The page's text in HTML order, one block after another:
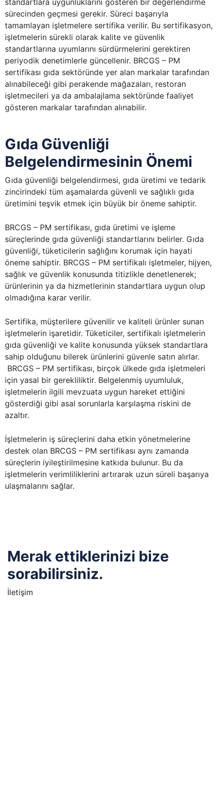
standartlara uygunluklarını gösteren bir değerlendirme
sürecinden geçmesi gerekir. Süreci başarıyla
tamamlayan işletmelere sertifika verilir. Bu sertifikasyon,
işletmelerin sürekli olarak kalite ve güvenlik
standartlarına uyumlarını sürdürmelerini gerektiren
periyodik denetimlerle güncellenir. BRCGS – PM
sertifikası gıda sektöründe yer alan markalar tarafından
alınabileceği gibi perakende mağazaları, restoran
işletmecileri ya da ambalajlama sektöründe faaliyet
gösteren markalar tarafından alınabilir.
Gıda Güvenliği
Belgelendirmesinin Önemi
Gıda güvenliği belgelendirmesi, gıda üretimi ve tedarik
zincirindeki tüm aşamalarda güvenli ve sağlıklı gıda
üretimini teşvik etmek için büyük bir öneme sahiptir.
BRCGS – PM sertifikası, gıda üretimi ve işleme
süreçlerinde gıda güvenliği standartlarını belirler. Gıda
güvenliği, tüketicilerin sağlığını korumak için hayati
öneme sahiptir. BRCGS – PM sertifikalı işletmeler, hijyen,
sağlık ve güvenlik konusunda titizlikle denetlenerek;
ürünlerinin ya da hizmetlerinin standartlara uygun olup
olmadığına karar verilir.
Sertifika, müşterilere güvenilir ve kaliteli ürünler sunan
işletmelerin işaretidir. Tüketiciler, sertifikalı işletmelerin
gıda güvenliği ve kalite konusunda yüksek standartlara
sahip olduğunu bilerek ürünlerini güvenle satın alırlar.
BRCGS – PM sertifikası, birçok ülkede gıda işletmeleri
için yasal bir gerekliliktir. Belgelenmiş uyumluluk,
işletmelerin ilgili mevzuata uygun hareket ettiğini
gösterdiği gibi asal sorunlarla karşılaşma riskini de
azaltır.
İşletmelerin iş süreçlerini daha etkin yönetmelerine
destek olan BRCGS – PM sertifikası aynı zamanda
süreçlerin iyileştirilmesine katkıda bulunur. Bu da
işletmelerin verimliliklerini artırarak uzun süreli başarıya
ulaşmalarını sağlar.
Merak ettiklerinizi bize
sorabilirsiniz.
İletişim